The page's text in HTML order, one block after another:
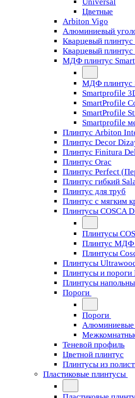
Цветные
Arbiton Vigo
Алюминиевый
Кварцевый плинтус
Кварцевый
МДФ плинтус
МДФ плинтус
Smartprofile
SmartProfile
SmartProfile
Smartprofile
Плинтус Arbiton
Плинтус Decor
Плинтус Finitura
Плинтус Orac
Плинтус Perfect
Плинтус гибкий
Плинтус для труб
Плинтус с мягким
Плинтусы COSCA
Плинтусы
Плинтус МДФ
Плинтусы
Плинтусы
Плинтусы и пороги
Плинтусы
Пороги
Пороги
Алюминиевые
Теневой профиль
Цветной плинтус
Плинтусы из
Пластиковые плинтусы